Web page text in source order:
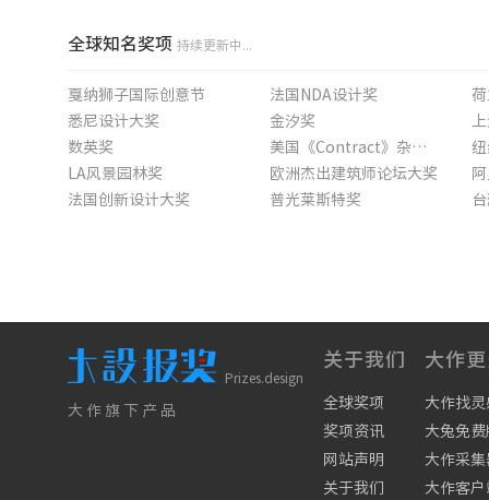
全球知名奖项 持续更新中...
戛纳狮子国际创意节 法国NDA设计奖
荷
悉尼设计大奖
金汐奖
数英奖
美国《Contract》杂志年度室内奖
LA风景园林奖
欧洲杰出建筑师论坛大奖
法国创新设计大奖
普光莱斯特奖
Prizes.design
大作旗下产品
关于我们
全球奖项
奖项资讯
网站声明
关于我们
大作
大作找灵
大兔免费
大作采集
大作客户